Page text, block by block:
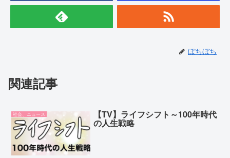
ぼちぼち
関連記事
社会、ニュース 【TV】ライフシフト～100年時代
の人生戦略